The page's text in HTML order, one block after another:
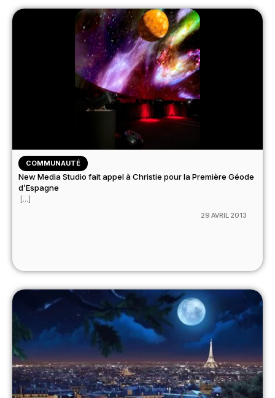
COMMUNAUTÉ
New Media Studio fait appel à Christie pour la Première Géode
d’Espagne
[...]
29 AVRIL 2013